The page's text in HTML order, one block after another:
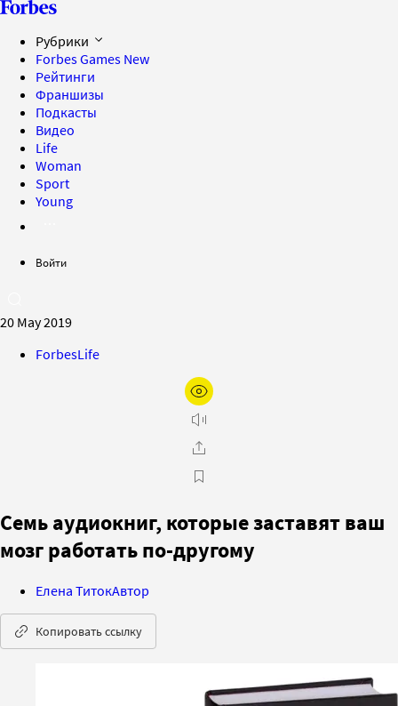
Рубрики
Forbes Games New
Рейтинги
Франшизы
Подкасты
Видео
Life
Woman
Sport
Young
Войти
20 May 2019
ForbesLife
Семь аудиокниг, которые заставят ваш
мозг работать по-другому
Елена ТитокАвтор
Копировать ссылку